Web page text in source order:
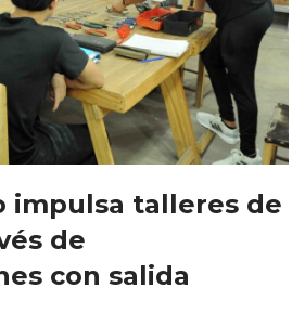
impulsa talleres de
de
con salida